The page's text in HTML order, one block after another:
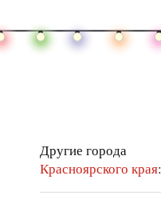
Другие города
Красноярского края: